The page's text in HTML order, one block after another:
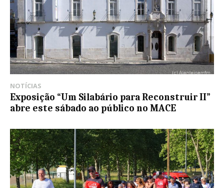
NOTÍCIAS
Exposição “Um Silabário para Reconstruir II”
abre este sábado ao público no MACE